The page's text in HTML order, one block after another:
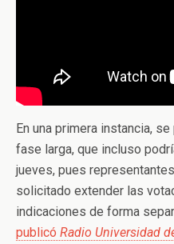
En una primera instancia,
fase larga, que incluso
jueves, pues
solicitado extender las
indicaciones de forma
publicó Radio Universidad